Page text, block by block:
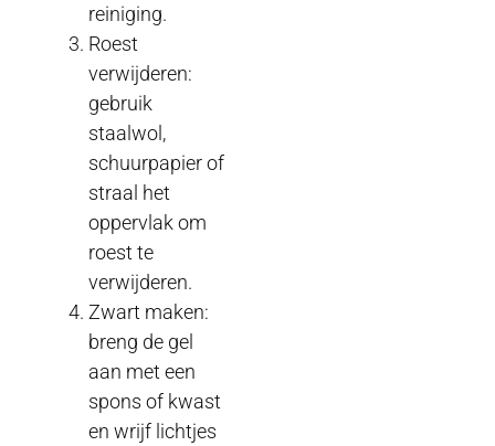
reiniging.
Roest
verwijderen:
gebruik
staalwol,
schuurpapier of
straal het
oppervlak om
roest te
verwijderen.
Zwart maken:
breng de gel
aan met een
spons of kwast
en wrijf lichtjes